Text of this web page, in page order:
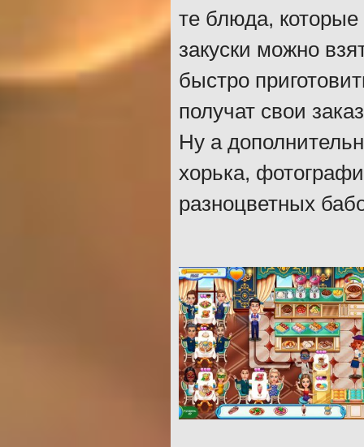
те блюда, которые
закуски можно
быстро
получат свои
Ну а
хорька,
разноцветных